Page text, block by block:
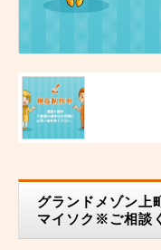
グランドメゾン上
マイソク※ご相談